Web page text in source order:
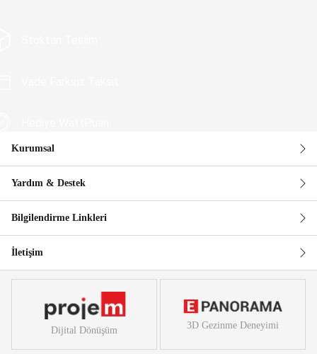
Güvenli Alışveriş
Kurumsal
Yardım & Destek
Bilgilendirme Linkleri
İletişim
Dijital Dönüşüm 3D Gezinme Deneyimi